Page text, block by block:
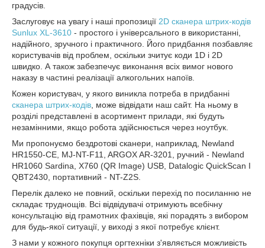
градусів.
Заслуговує на увагу і наші пропозиції 2D сканера штрих-кодів
Sunlux XL-3610 - простого і універсального в використанні,
надійного, зручного і практичного. Його придбання позбавляє
користувачів від проблем, оскільки зчитує коди 1D і 2D
швидко. А також забезпечує виконання всіх вимог нового
наказу в частині реалізації алкогольних напоїв.
Кожен користувач, у якого виникла потреба в придбанні
сканера штрих-кодів , може відвідати наш сайт. На ньому в
розділі представлені в асортимент прилади, які будуть
незамінними, якщо робота здійснюється через ноутбук.
Ми пропонуємо бездротові сканери, наприклад, Newland
HR1550-CE, MJ-NT-F11, ARGOX AR-3201, ручний - Newland
HR1060 Sardina, Х760 (QR Image) USB, Datalogic QuickScan I
QBT2430, портативний - NT-Z2S.
Перелік далеко не повний, оскільки перехід по посиланню не
складає труднощів. Всі відвідувачі отримують всебічну
консультацію від грамотних фахівців, які порадять з вибором
для будь-якої ситуації, у виході з якої потребує клієнт.
З нами у кожного покупця оргтехніки з'являється можливість